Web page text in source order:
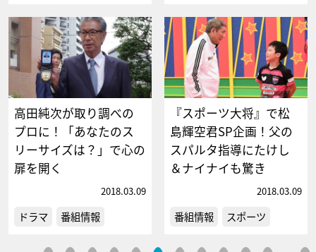
高田純次が取り調べの
プロに！「あなたのス
リーサイズは？」で心の
扉を開く
2018.03.09
ドラマ 番組情報
『スポーツ大将』で松
島輝空君SP企画！父の
スパルタ指導にたけし
＆ナイナイも驚き
2018.03.09
番組情報 スポーツ